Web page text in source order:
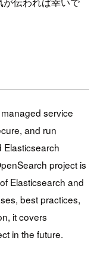
service
and run
project is
Elasticsearch and
best practices,
it covers
in the future.